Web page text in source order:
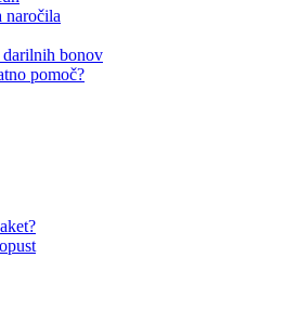
naročila
bonov
pomoč?